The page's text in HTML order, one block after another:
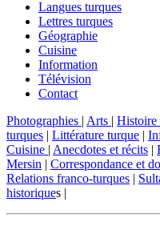
Langues turques
Lettres turques
Géographie
Cuisine
Information
Télévision
Contact
Photographies | Arts | Histoire
turques | Littérature turque |
Cuisine | Anecdotes et récits |
Mersin | Correspondance et
Relations franco-turques |
historiques |